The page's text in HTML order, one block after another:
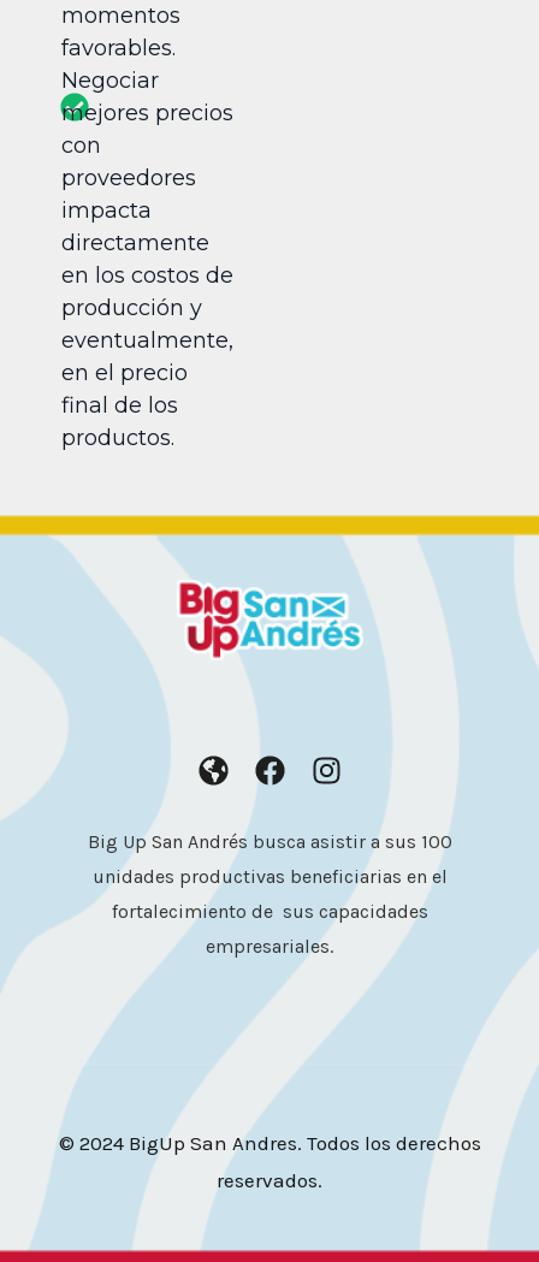
momentos
favorables.
Negociar
mejores precios
con
proveedores
impacta
directamente
en los costos de
producción y
eventualmente,
en el precio
final de los
productos.
Big Up San Andrés busca asistir a sus 100
unidades productivas beneficiarias en el
fortalecimiento de sus capacidades
empresariales.
© 2024 BigUp San Andres. Todos los derechos
reservados.